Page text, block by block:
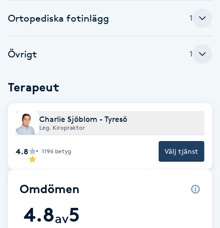
Babylights
Barnklippning
BIAB
Blowout
Bottenfärg
Ortopediska fotinlägg 1
Övrigt 1
Terapeut
Charlie Sjöblom - Tyresö
Leg. Kiropraktor
4.8 1196 betyg Välj tjänst
Omdömen
4.8av5